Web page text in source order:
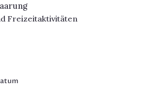
Freizeitaktivitäten